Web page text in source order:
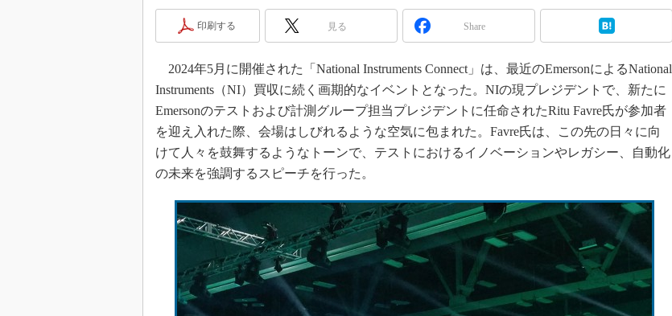
この10年で起こったこと、次の10年
で起こること
光伝送技術を知る
“異端児エンジニア”が仕掛けた社内
改革、執念の180日
JASA発IoT通信
「英語に愛されないエンジニア」の
ための新行動論
印刷する 見る Share
2024年5月に開催された「National Instruments Connect」は、最近のEmersonによるNational
Instruments（NI）買収に続く画期的なイベントとなった。NIの現プレジデントで、新たに
Emersonのテストおよび計測グループ担当プレジデントに任命されたRitu Favre氏が参加者
を迎え入れた際、会場はしびれるような空気に包まれた。Favre氏は、この先の日々に向
けて人々を鼓舞するようなトーンで、テストにおけるイノベーションやレガシー、自動化
の未来を強調するスピーチを行った。